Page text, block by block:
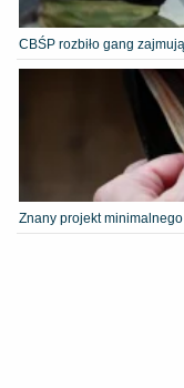
CBŚP rozbiło gang
Znany projekt